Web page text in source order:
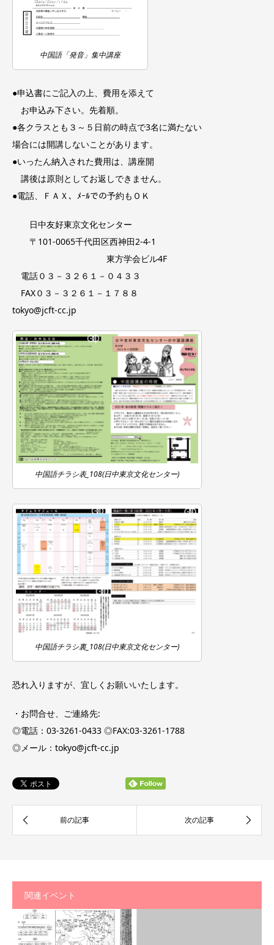
中国語「発音」集中講座
●申込書にご記入の上、費用を添えて
お申込み下さい。先着順。
●各クラスとも３～５日前の時点で3名に満たない
場合には開講しないことがあります。
●いったん納入された費用は、講座開
講後は原則としてお返しできません。
●電話、ＦＡＸ、ﾒｰﾙでの予約もＯＫ
日中友好東京文化センター
〒101-0065千代田区西神田2-4-1
東方学会ビル4F
電話０３－３２６１－０４３３
FAX０３－３２６１－１７８８
tokyo@jcft-cc.jp
中国語チラシ表_108(日中東京文化センター)
中国語チラシ裏_108(日中東京文化センター)
恐れ入りますが、宜しくお願いいたします。
・お問合せ、ご連絡先:
◎電話：03-3261-0433 ◎FAX:03-3261-1788
◎メール：tokyo@jcft-cc.jp
関連イベント